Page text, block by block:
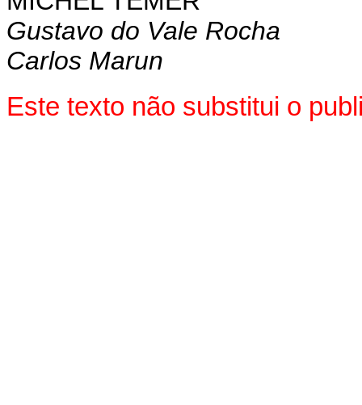
Gustavo do Vale Rocha
Carlos Marun
Este texto não substitui o